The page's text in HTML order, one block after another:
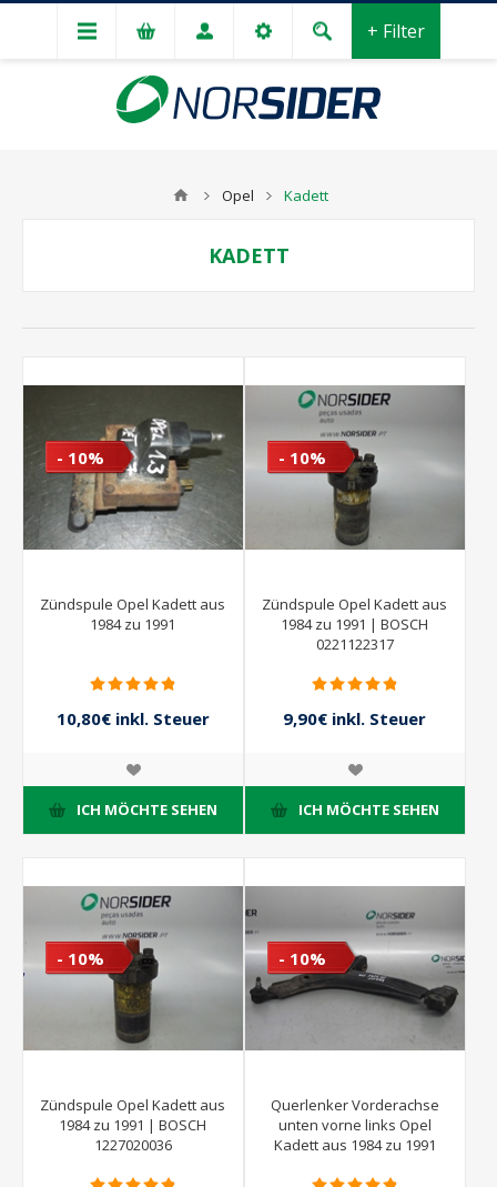
+ Filter
Opel Kadett
KADETT
- 10%
Zündspule Opel Kadett aus
1984 zu 1991
10,80€ inkl. Steuer
ICH MÖCHTE SEHEN
- 10%
Zündspule Opel Kadett aus
1984 zu 1991 | BOSCH
0221122317
9,90€ inkl. Steuer
ICH MÖCHTE SEHEN
- 10%
Zündspule Opel Kadett aus
1984 zu 1991 | BOSCH
1227020036
- 10%
Querlenker Vorderachse
unten vorne links Opel
Kadett aus 1984 zu 1991